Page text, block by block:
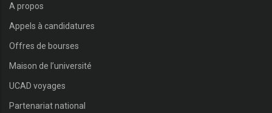
A propos
Appels à candidatures
Offres de bourses
Maison de l’université
UCAD voyages
Partenariat national